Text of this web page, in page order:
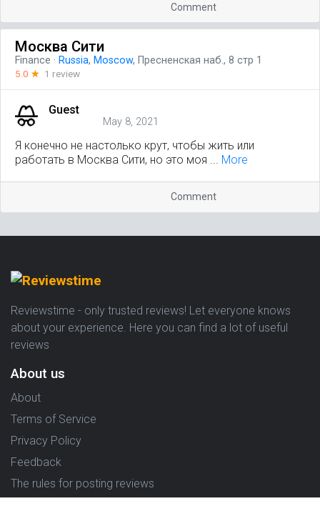
Comment
Москва Сити
Finance · Russia, Moscow, Пресненская наб., 8 стр 1
5.0 ☆ 1 review
Guest
May 8, 2021
Я конечно не настолько крут, чтобы жить или
работать в Москва Сити, но это моя ... More
Comment
Reviewstime - only trusted reviews! Let everyone knows
about your experience. Here you can find a lot of useful
reviews
About us
About
Terms of Service
Privacy Policy
Feedback
The rules for posting reviews